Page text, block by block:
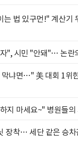
는 법 있구먼!" 계산기
", 시민 "안돼"… 논란
냐면…" 美 대회 1위
지 마세요~" 병원들의
장착… 세단 같은 승